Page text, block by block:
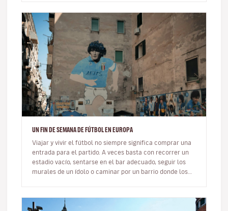
UN FIN DE SEMANA DE FÚTBOL EN EUROPA
Viajar y vivir el fútbol no siempre significa comprar una
entrada para el partido. A veces basta con recorrer un
estadio vacío, sentarse en el bar adecuado, seguir los
murales de un ídolo o caminar por un barrio donde los